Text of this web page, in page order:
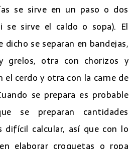
se sirve en un paso o dos
se sirve el caldo o sopa). El
se separan en bandejas,
grelos, otra con chorizos y
el cerdo y otra con la carne de
se prepara es probable
se preparan cantidades
difícil calcular, así que con lo
elaborar croquetas o ropa